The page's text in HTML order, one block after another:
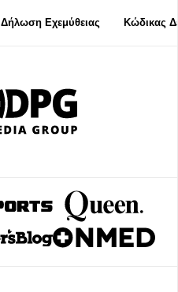
Δήλωση Εχεμύθειας Κώδικας